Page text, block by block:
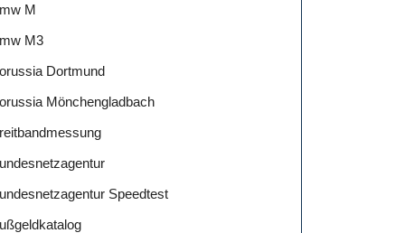
M
M3
Dortmund
Mönchengladbach
Speedtest